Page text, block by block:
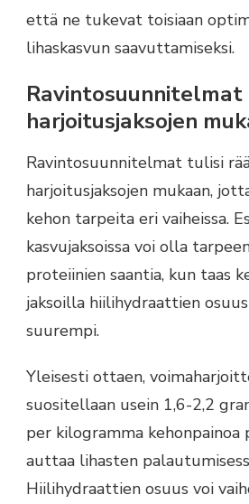
että ne tukevat toisiaan
lihaskasvun saavuttamiseksi.
Ravintosuunnitelmat
harjoitusjaksojen
Ravintosuunnitelmat tulisi
harjoitusjaksojen mukaan,
kehon tarpeita eri vaiheissa.
kasvujaksoissa voi olla
proteiinien saantia, kun taas
jaksoilla hiilihydraattien
suurempi.
Yleisesti ottaen,
suositellaan usein 1,6-2,2
per kilogramma kehonpainoa
auttaa lihasten
Hiilihydraattien osuus voi